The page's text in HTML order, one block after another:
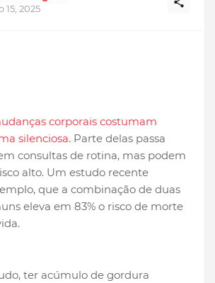
2025
corporais costumam
silenciosa. Parte delas passa
consultas de rotina, mas podem
alto. Um estudo recente
que a combinação de duas
eleva em 83% o risco de morte
ter acúmulo de gordura